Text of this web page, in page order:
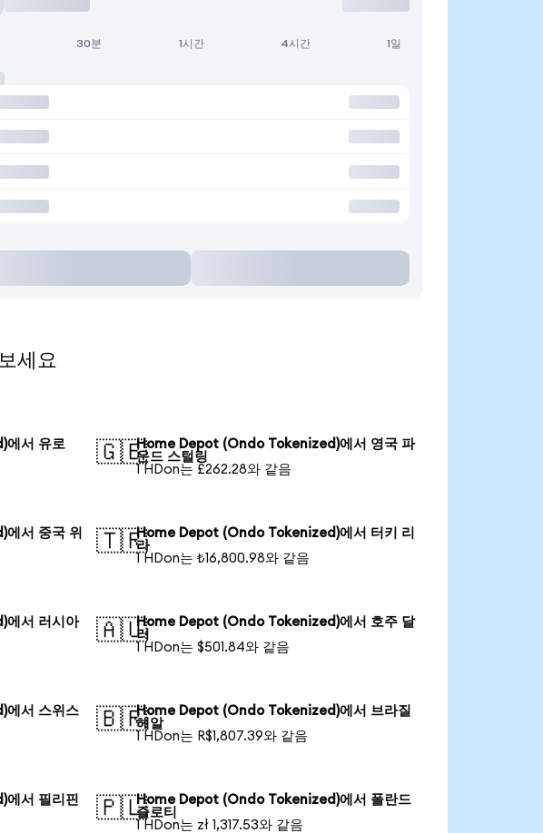
30분 1시간 4시간 1일
세요
서 유로
🇬🇧Home Depot (Ondo Tokenized)에서 영국 파
운드 스털링
1 HDon는 £262.28와 같음
서 중국 위
🇹🇷Home Depot (Ondo Tokenized)에서 터키 리
라
1 HDon는 ₺16,800.98와 같음
에서 러시아
🇦🇺Home Depot (Ondo Tokenized)에서 호주 달
러
1 HDon는 $501.84와 같음
에서 스위스
🇧🇷Home Depot (Ondo Tokenized)에서 브라질
헤알
1 HDon는 R$1,807.39와 같음
서 필리핀
🇵🇱Home Depot (Ondo Tokenized)에서 폴란드
즐로티
1 HDon는 zł 1,317.53와 같음